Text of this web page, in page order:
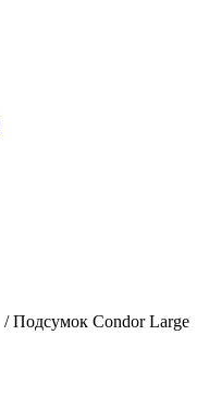
/Подсумок Condor Large